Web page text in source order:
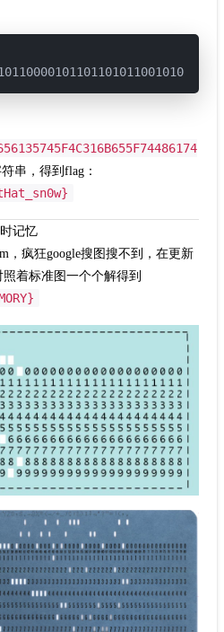
串，得到flag：
记忆
疯狂google搜图搜不到，在更新
着标准图一个个解得到